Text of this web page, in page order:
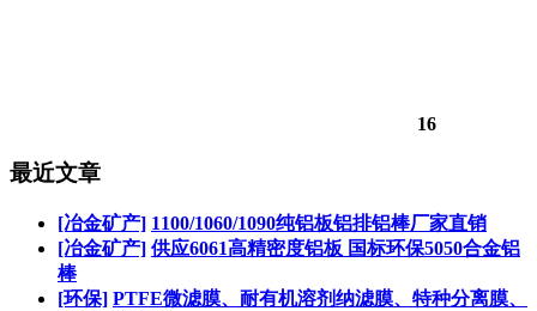
16
最近文章
[冶金矿产] 1100/1060/1090纯铝板铝排铝棒厂家直销
[冶金矿产] 供应6061高精密度铝板 国标环保5050合金铝
棒
[环保] PTFE微滤膜、耐有机溶剂纳滤膜、特种分离膜、